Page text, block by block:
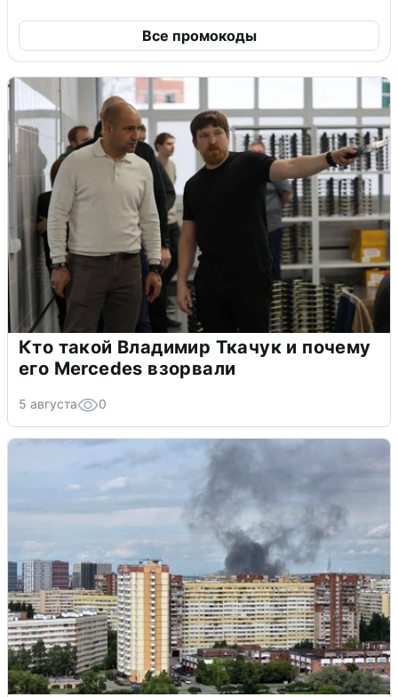
Все промокоды
Кто такой Владимир Ткачук и почему
его Mercedes взорвали
5 августа 0